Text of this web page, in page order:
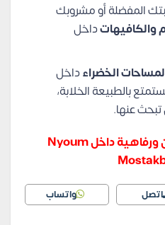
المفضلة أو مشروبك
والكافيهاتداخل
الخضراءداخل
بالطبيعة الخلابة،
تبحث عنها.
حياتك أكثر سعادة الآن ورفاهية داخل Nyoum
اتصل واتساب